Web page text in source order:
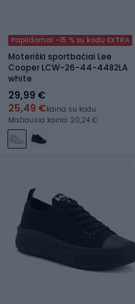
Papildomai -15 % su kodu EXTRA
Moteriški sportbačiai Lee
Cooper LCW-26-44-4482LA
white
29,99 €
25,49 €kaina su kodu
Mažiausia kaina: 20,24 €